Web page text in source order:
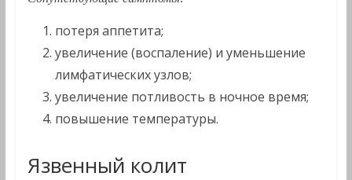
потеря аппетита;
увеличение (воспаление) и уменьшение
лимфатических узлов;
увеличение потливость в ночное время;
повышение температуры.
Язвенный колит